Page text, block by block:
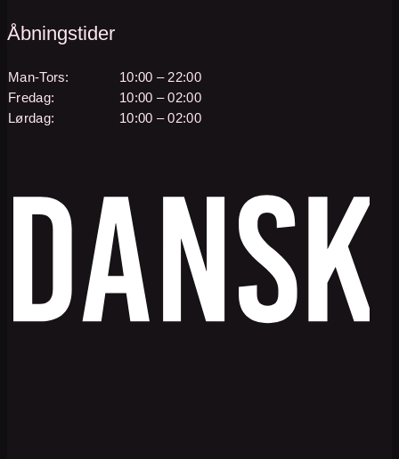
Åbningstider
Man-Tors:
10:00 – 22:00
Fredag:
10:00 – 02:00
Lørdag:
10:00 – 02:00